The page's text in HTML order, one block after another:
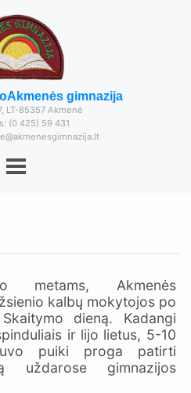
Akmenės gimnazija
LT-85357 Akmenė
(0 425) 59 431
metams, Akmenės
kalbų mokytojos po
dieną. Kadangi
ir lijo lietus, 5-10
puiki proga patirti
uždarose gimnazijos